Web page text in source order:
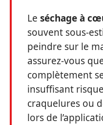
Le séchage à
souvent sous-
peindre sur le
assurez-vous
complètement
insuffisant
craquelures ou
lors de